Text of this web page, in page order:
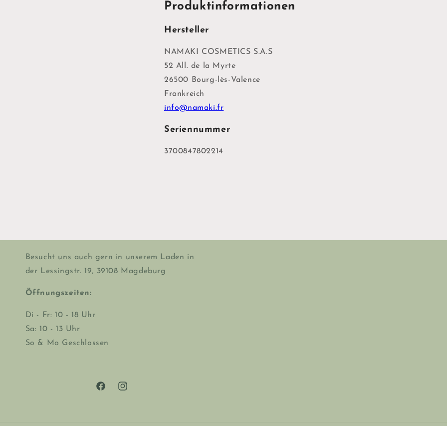
Produktinformationen
Hersteller
NAMAKI COSMETICS S.A.S
52 All. de la Myrte
26500 Bourg-lès-Valence
Frankreich
info@namaki.fr
Seriennummer
3700847802214
Besucht uns auch gern in unserem Laden in
der Lessingstr. 19, 39108 Magdeburg
Öffnungszeiten:
Di - Fr: 10 - 18 Uhr
Sa: 10 - 13 Uhr
So & Mo Geschlossen
FacebookInstagram